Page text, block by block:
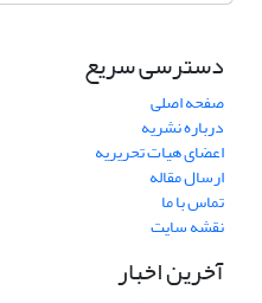
دسترسی سریع
صفحه اصلی
درباره نشریه
اعضای هیات تحریریه
ارسال مقاله
تماس با ما
نقشه سایت
آخرین اخبار